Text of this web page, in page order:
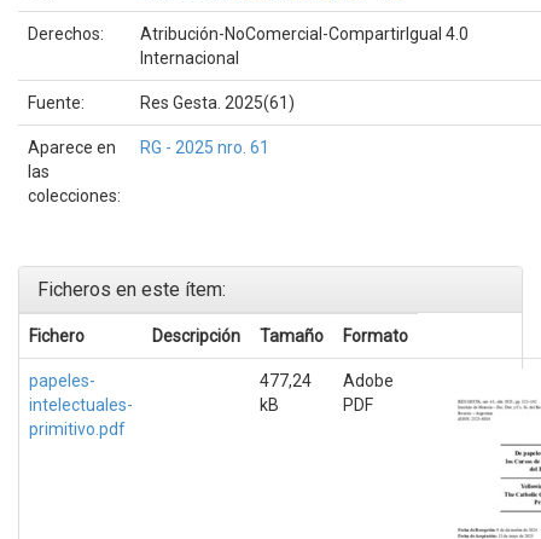
Derechos:
Atribución-NoComercial-CompartirIgual 4.0
Internacional
Fuente: Res Gesta. 2025(61)
Aparece en
las
colecciones:
RG - 2025 nro. 61
Ficheros en este ítem:
Fichero Descripción Tamaño Formato
papeles-
intelectuales-
primitivo.pdf
477,24
kB
Adobe
PDF